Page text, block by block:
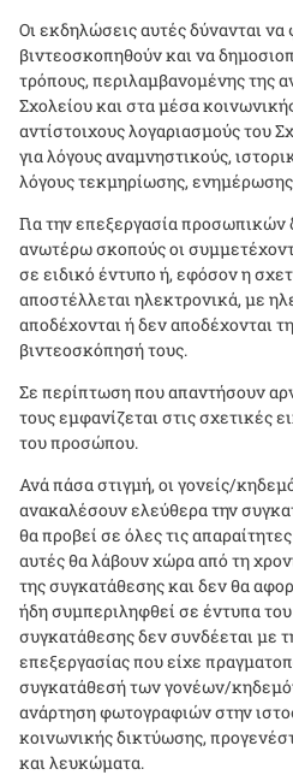
Οι εκδηλώσεις αυτές δύνανται
βιντεοσκοπηθούν και να
τρόπους, περιλαμβανομένης της
Σχολείου και στα μέσα
αντίστοιχους λογαριασμούς του
για λόγους αναμνηστικούς,
λόγους τεκμηρίωσης,
Για την επεξεργασία προσωπικών
ανωτέρω σκοπούς οι
σε ειδικό έντυπο ή, εφόσον η
αποστέλλεται ηλεκτρονικά, με
αποδέχονται ή δεν αποδέχονται
βιντεοσκόπησή τους.
Σε περίπτωση που απαντήσουν
τους εμφανίζεται στις σχετικές
του προσώπου.
Ανά πάσα στιγμή, οι γονείς/
ανακαλέσουν ελεύθερα την
θα προβεί σε όλες τις
αυτές θα λάβουν χώρα από τη
της συγκατάθεσης και δεν θα
ήδη συμπεριληφθεί σε έντυπα
συγκατάθεσης δεν συνδέεται με
επεξεργασίας που είχε
συγκατάθεσή των γονέων/
ανάρτηση φωτογραφιών στην
κοινωνικής δικτύωσης,
και λευκώματα.